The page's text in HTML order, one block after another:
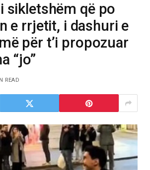
sikletshëm që po
e rrjetit, i dashuri e
për t’i propozuar
“jo”
READ